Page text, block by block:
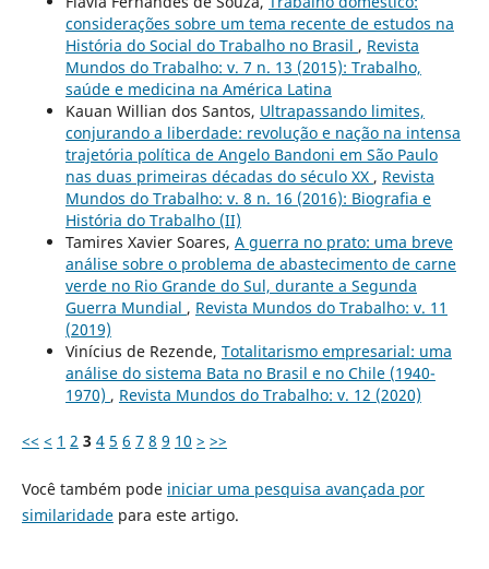
considerações sobre um tema recente de estudos na
História do Social do Trabalho no Brasil , Revista
Mundos do Trabalho: v. 7 n. 13 (2015): Trabalho,
saúde e medicina na América Latina
Kauan Willian dos Santos, Ultrapassando limites,
conjurando a liberdade: revolução e nação na intensa
trajetória política de Angelo Bandoni em São Paulo
nas duas primeiras décadas do século XX , Revista
Mundos do Trabalho: v. 8 n. 16 (2016): Biografia e
História do Trabalho (II)
Tamires Xavier Soares, A guerra no prato: uma breve
análise sobre o problema de abastecimento de carne
verde no Rio Grande do Sul, durante a Segunda
Guerra Mundial , Revista Mundos do Trabalho: v. 11
(2019)
Vinícius de Rezende, Totalitarismo empresarial: uma
análise do sistema Bata no Brasil e no Chile (1940-
1970) , Revista Mundos do Trabalho: v. 12 (2020)
<< < 1 2 3 4 5 6 7 8 9 10 > >>
Você também pode iniciar uma pesquisa avançada por
similaridadepara este artigo.